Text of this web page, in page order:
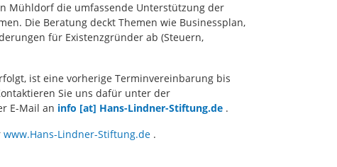
Mühldorf die umfassende Unterstützung der
Die Beratung deckt Themen wie Businessplan,
für Existenzgründer ab (Steuern,
ist eine vorherige Terminvereinbarung bis
Sie uns dafür unter der
E-Mail an info [at] Hans-Lindner-Stiftung.de .
www.Hans-Lindner-Stiftung.de .